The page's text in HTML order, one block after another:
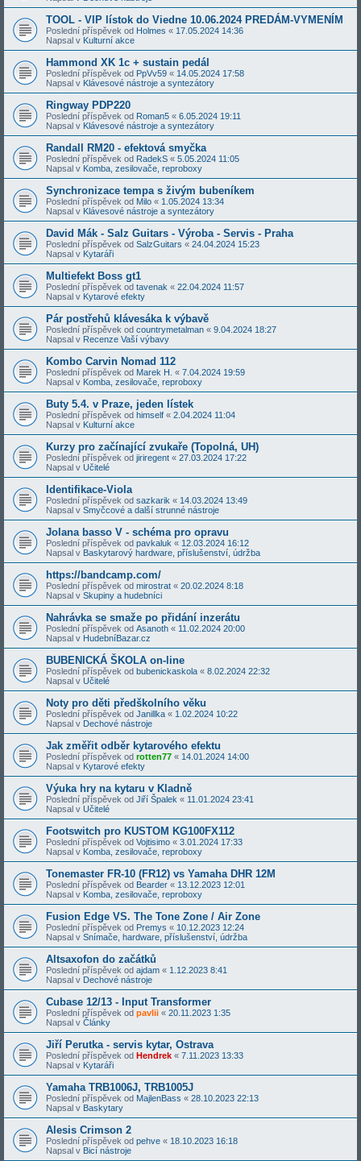
TOOL - VIP lístok do Viedne 10.06.2024 PREDÁM-VYMENÍM
Poslední příspěvek od Holmes « 17.05.2024 14:36
Napsal v Kulturní akce
Hammond XK 1c + sustain pedál
Poslední příspěvek od PpVv59 « 14.05.2024 17:58
Napsal v Klávesové nástroje a syntezátory
Ringway PDP220
Poslední příspěvek od Roman5 « 6.05.2024 19:11
Napsal v Klávesové nástroje a syntezátory
Randall RM20 - efektová smyčka
Poslední příspěvek od RadekS « 5.05.2024 11:05
Napsal v Komba, zesilovače, reproboxy
Synchronizace tempa s živým bubeníkem
Poslední příspěvek od Milo « 1.05.2024 13:34
Napsal v Klávesové nástroje a syntezátory
David Mák - Salz Guitars - Výroba - Servis - Praha
Poslední příspěvek od SalzGuitars « 24.04.2024 15:23
Napsal v Kytaráři
Multiefekt Boss gt1
Poslední příspěvek od tavenak « 22.04.2024 11:57
Napsal v Kytarové efekty
Pár postřehů klávesáka k výbavě
Poslední příspěvek od countrymetalman « 9.04.2024 18:27
Napsal v Recenze Vaší výbavy
Kombo Carvin Nomad 112
Poslední příspěvek od Marek H. « 7.04.2024 19:59
Napsal v Komba, zesilovače, reproboxy
Buty 5.4. v Praze, jeden lístek
Poslední příspěvek od himself « 2.04.2024 11:04
Napsal v Kulturní akce
Kurzy pro začínající zvukaře (Topolná, UH)
Poslední příspěvek od jiriregent « 27.03.2024 17:22
Napsal v Učitelé
Identifikace-Viola
Poslední příspěvek od sazkarik « 14.03.2024 13:49
Napsal v Smyčcové a další strunné nástroje
Jolana basso V - schéma pro opravu
Poslední příspěvek od pavkaluk « 12.03.2024 16:12
Napsal v Baskytarový hardware, příslušenství, údržba
https://bandcamp.com/
Poslední příspěvek od mirostrat « 20.02.2024 8:18
Napsal v Skupiny a hudebníci
Nahrávka se smaže po přidání inzerátu
Poslední příspěvek od Asanoth « 11.02.2024 20:00
Napsal v HudebníBazar.cz
BUBENICKÁ ŠKOLA on-line
Poslední příspěvek od bubenickaskola « 8.02.2024 22:32
Napsal v Učitelé
Noty pro děti předškolního věku
Poslední příspěvek od Janillka « 1.02.2024 10:22
Napsal v Dechové nástroje
Jak změřit odběr kytarového efektu
Poslední příspěvek od rotten77 « 14.01.2024 14:00
Napsal v Kytarové efekty
Výuka hry na kytaru v Kladně
Poslední příspěvek od Jiří Špalek « 11.01.2024 23:41
Napsal v Učitelé
Footswitch pro KUSTOM KG100FX112
Poslední příspěvek od Vojtisimo « 3.01.2024 17:33
Napsal v Komba, zesilovače, reproboxy
Tonemaster FR-10 (FR12) vs Yamaha DHR 12M
Poslední příspěvek od Bearder « 13.12.2023 12:01
Napsal v Komba, zesilovače, reproboxy
Fusion Edge VS. The Tone Zone / Air Zone
Poslední příspěvek od Premys « 10.12.2023 12:24
Napsal v Snímače, hardware, příslušenství, údržba
Altsaxofon do začátků
Poslední příspěvek od ajdam « 1.12.2023 8:41
Napsal v Dechové nástroje
Cubase 12/13 - Input Transformer
Poslední příspěvek od pavlii « 20.11.2023 1:35
Napsal v Články
Jiří Perutka - servis kytar, Ostrava
Poslední příspěvek od Hendrek « 7.11.2023 13:33
Napsal v Kytaráři
Yamaha TRB1006J, TRB1005J
Poslední příspěvek od MajlenBass « 28.10.2023 22:13
Napsal v Baskytary
Alesis Crimson 2
Poslední příspěvek od pehve « 18.10.2023 16:18
Napsal v Bicí nástroje